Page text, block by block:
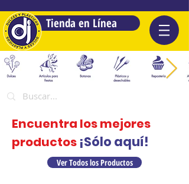
Tienda en Línea
Encuentra los mejores
productos ¡Sólo aquí!
Ver Todos los Productos